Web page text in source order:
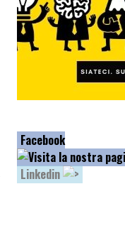
Facebook
Linkedin